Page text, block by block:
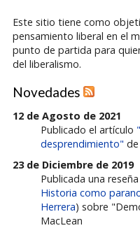
Este sitio tiene como
pensamiento liberal en el
punto de partida para
del liberalismo.
Novedades
12 de Agosto de 2021
Publicado el artículo
desprendimiento" de
23 de Diciembre de 2019
Publicada una
Historia como
Herrera) sobre
MacLean